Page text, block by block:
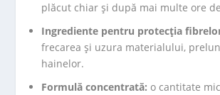
plăcut chiar și după mai multe ore
Ingrediente pentru protecția
frecarea și uzura materialului,
hainelor.
Formulă concentrată: o cantitate